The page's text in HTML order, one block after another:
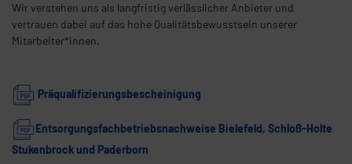
Wir verstehen uns als langfristig verlässlicher Anbieter und
vertrauen dabei auf das hohe Qualitätsbewusstsein unserer
Mitarbeiter*innen.
Präqualifizierungsbescheinigung
Entsorgungsfachbetriebsnachweise Bielefeld, Schloß-Holte
Stukenbrock und Paderborn